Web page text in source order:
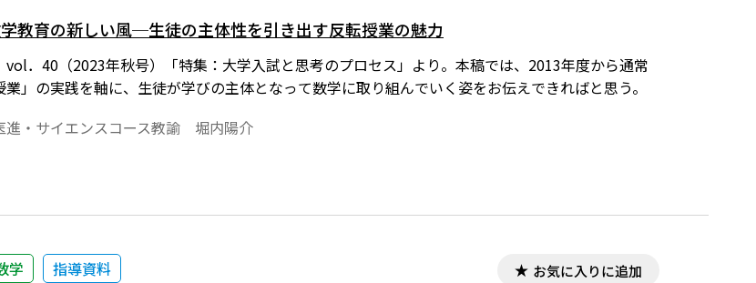
教育の新しい風─生徒の主体性を引き出す反転授業の魅力
．40（2023年秋号）「特集：大学入試と思考のプロセス」より。本稿では、2013年度から通常
」の実践を軸に、生徒が学びの主体となって数学に取り組んでいく姿をお伝えできればと思う。
進・サイエンスコース教諭 堀内陽介
学 指導資料 お気に入りに追加